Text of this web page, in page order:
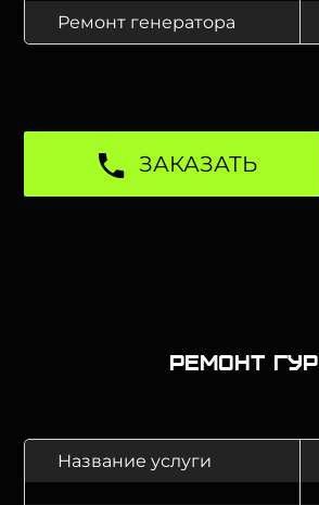
Ремонт генератора
ЗАКАЗАТЬ
Ремонт ГУР
Название услуги